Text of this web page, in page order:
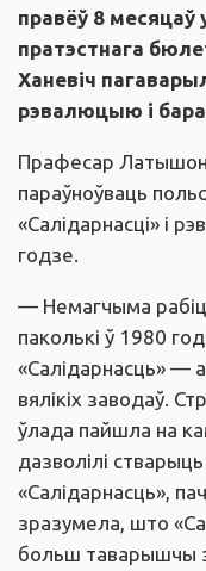
правёў 8 месяцаў
пратэстнага
Ханевіч
рэвалюцыю і
Прафесар
параўноўваць
«Салідарнасці» і
годзе.
— Немагчыма
паколькі ў 1980
«Салідарнасць» —
вялікіх заводаў.
ўлада пайшла на
дазволілі
«Салідарнасць»,
зразумела, што
больш таварышчы